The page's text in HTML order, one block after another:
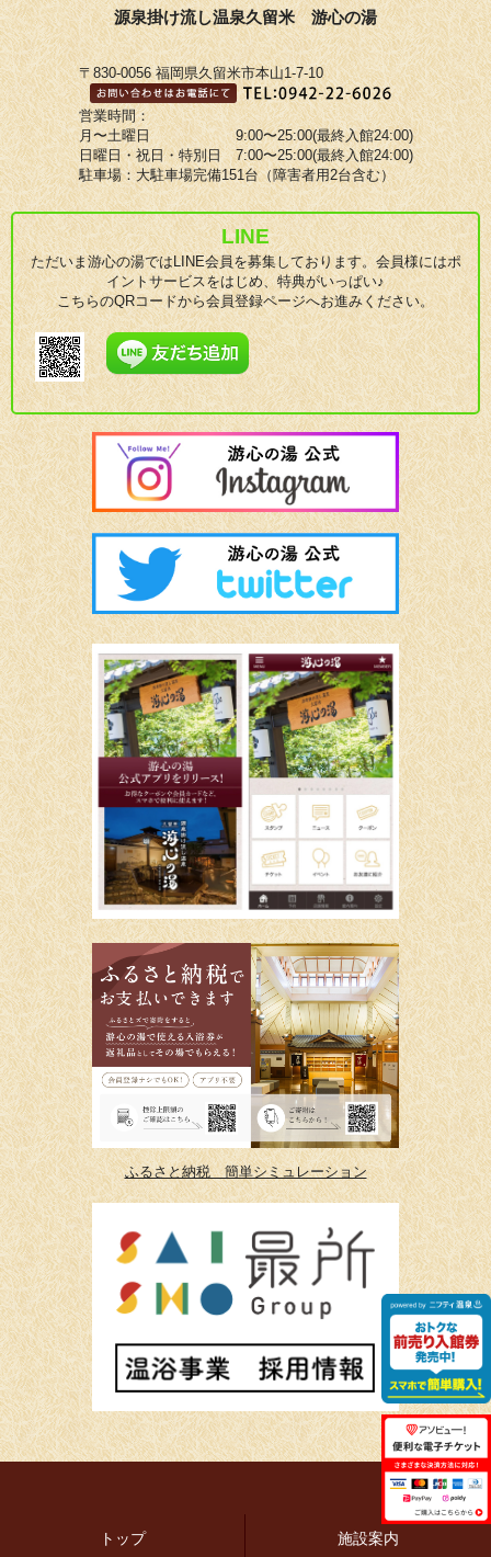
源泉掛け流し温泉久留米 游心の湯
〒830-0056 福岡県久留米市本山1-7-10
営業時間：
月〜土曜日 9:00〜25:00(最終入館24:00)
日曜日・祝日・特別日 7:00〜25:00(最終入館24:00)
駐車場：大駐車場完備151台（障害者用2台含む）
LINE
ただいま游心の湯ではLINE会員を募集しております。会員様にはポ
イントサービスをはじめ、特典がいっぱい♪
こちらのQRコードから会員登録ページへお進みください。
ふるさと納税 簡単シミュレーション
トップ 施設案内